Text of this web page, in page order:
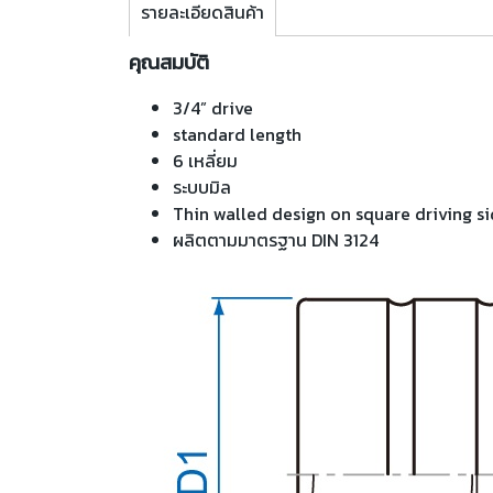
รายละเอียดสินค้า
คุณสมบัติ
3/4” drive
standard length
6 เหลี่ยม
ระบบมิล
Thin walled design on square driving
ผลิตตามมาตรฐาน DIN 3124